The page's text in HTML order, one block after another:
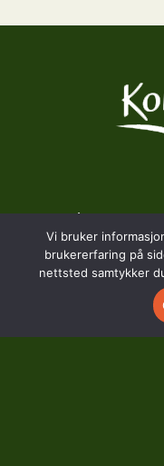
Hostvedtveien
3618
Vi bruker
brukererfaring på
nettsted samtykker